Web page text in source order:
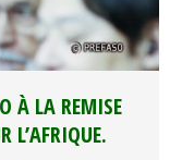
À LA REMISE
L’AFRIQUE.